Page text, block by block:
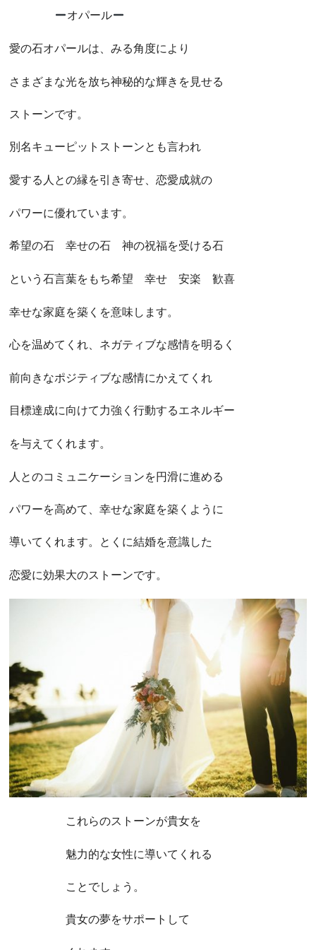
オパール
愛の石オパールは、みる角度により
さまざまな光を放ち神秘的な輝きを見せる
ストーンです。
別名キューピットストーンとも言われ
愛する人との縁を引き寄せ、恋愛成就の
パワーに優れています。
希望の石 幸せの石 神の祝福を受ける石
という石言葉をもち希望 幸せ 安楽 歓喜
幸せな家庭を築くを意味します。
心を温めてくれ、ネガティブな感情を明るく
前向きなポジティブな感情にかえてくれ
目標達成に向けて力強く行動するエネルギー
を与えてくれます。
人とのコミュニケーションを円滑に進める
パワーを高めて、幸せな家庭を築くように
導いてくれます。とくに結婚を意識した
恋愛に効果大のストーンです。
これらのストーンが貴女を
魅力的な女性に導いてくれる
ことでしょう。
貴女の夢をサポートして